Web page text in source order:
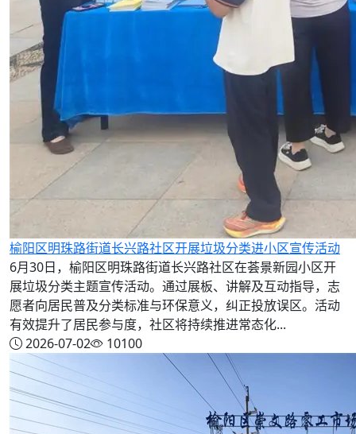
榆阳区明珠路街道长兴路社区开展垃圾分类进小区宣传活动
6月30日，榆阳区明珠路街道长兴路社区在荟景新园小区开
展垃圾分类主题宣传活动。通过展板、讲解及互动指导，志
愿者向居民普及分类标准与环保意义，纠正投放误区。活动
有效提升了居民参与度，社区将持续推进常态化...
2026-07-02
10100